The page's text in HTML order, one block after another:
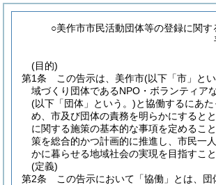
○美作市市民活動団体等の登録に関す
(目的)
第1条
この告示は、美作市(以下「市」と
域づくり団体であるNPO・ボランティア
(以下「団体」という。)と協働するにあ
め、市及び団体の責務を明らかにすると
に関する施策の基本的な事項を定めるこ
策を総合的かつ計画的に推進し、市民一
かに暮らせる地域社会の実現を目指すこと
(定義)
第2条
この告示において「協働」とは、団